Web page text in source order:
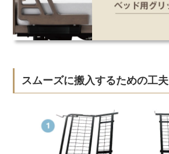
スムーズに搬入するための工夫